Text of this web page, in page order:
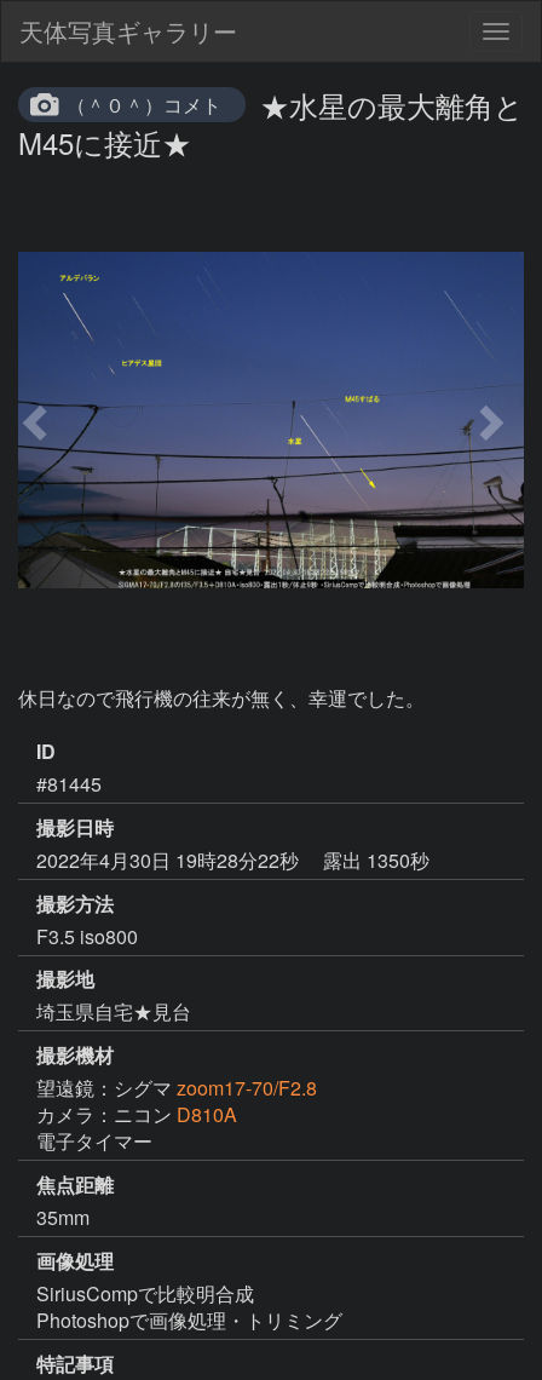
天体写真ギャラリー
（＾０＾）コメト
★水星の最大離角と
M45に接近★
休日なので飛行機の往来が無く、幸運でした。
ID
#81445
撮影日時
2022年4月30日 19時28分22秒
露出 1350秒
撮影方法
F3.5 iso800
撮影地
埼玉県自宅★見台
撮影機材
望遠鏡：シグマ zoom17-70/F2.8
カメラ：ニコン D810A
電子タイマー
焦点距離
35mm
画像処理
SiriusCompで比較明合成
Photoshopで画像処理・トリミング
特記事項